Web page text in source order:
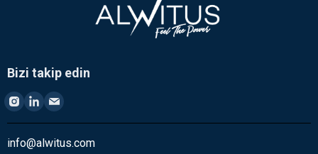
Bizi takip edin
info@alwitus.com